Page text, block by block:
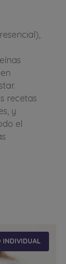
recetas
y
el
INDIVIDUAL